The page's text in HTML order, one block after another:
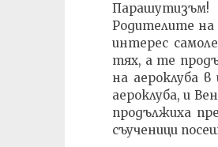
Родителите на
интерес
тях, а те
на аероклуба
аероклуба, и
продължиха
съученици